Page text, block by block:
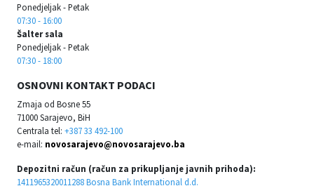
Ponedjeljak - Petak
07:30 - 16:00
Šalter sala
Ponedjeljak - Petak
07:30 - 18:00
OSNOVNI KONTAKT PODACI
Zmaja od Bosne 55
71000 Sarajevo, BiH
Centrala tel: +387 33 492-100
e-mail: novosarajevo@novosarajevo.ba
Depozitni račun (račun za prikupljanje javnih prihoda):
1411965320011288 Bosna Bank International d.d.